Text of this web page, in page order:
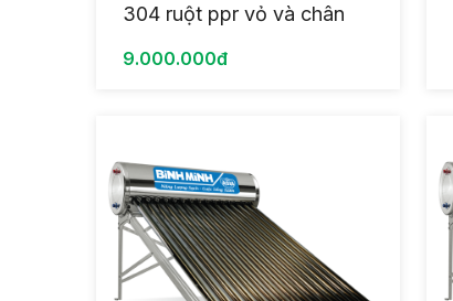
304 ruột ppr vỏ và chân
9.000.000đ